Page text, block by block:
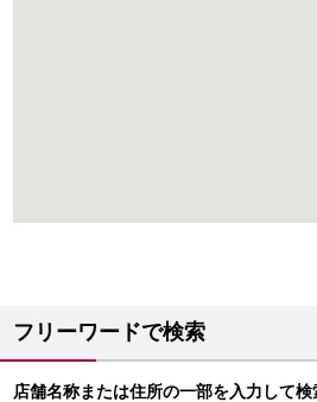
フリーワードで検索
店舗名称または住所の一部を入力して検